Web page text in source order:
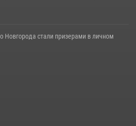
Новгорода стали призерами в личном